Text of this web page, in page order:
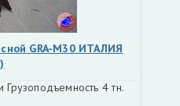
GRA-M30 ИТАЛИЯ
4 тн.